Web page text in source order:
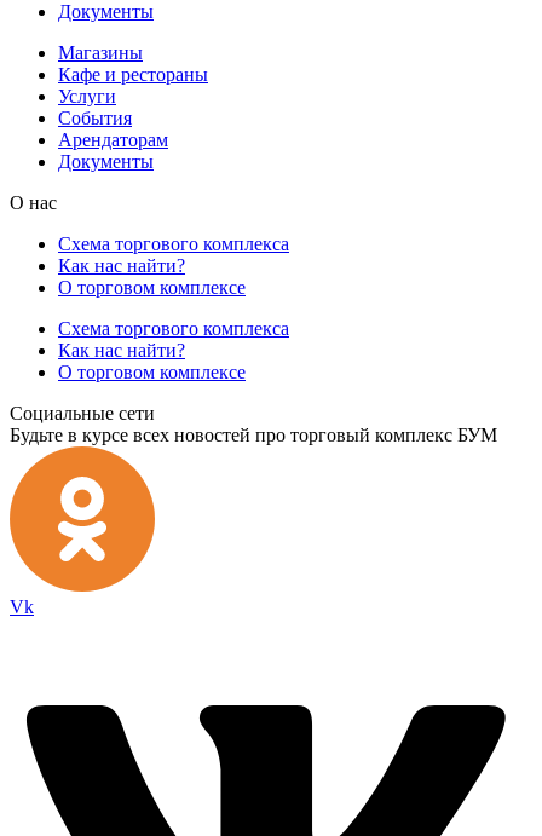
Документы
Магазины
Кафе и рестораны
Услуги
События
Арендаторам
Документы
О нас
Схема торгового комплекса
Как нас найти?
О торговом комплексе
Схема торгового комплекса
Как нас найти?
О торговом комплексе
Социальные сети
Будьте в курсе всех новостей про торговый комплекс БУМ
Vk